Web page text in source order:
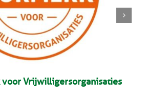
voor Vrijwilligersorganisaties